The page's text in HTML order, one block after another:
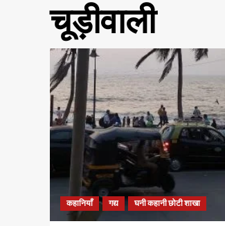
चूड़ीवाली
कहानियाँ गद्य घनी कहानी छोटी शाखा